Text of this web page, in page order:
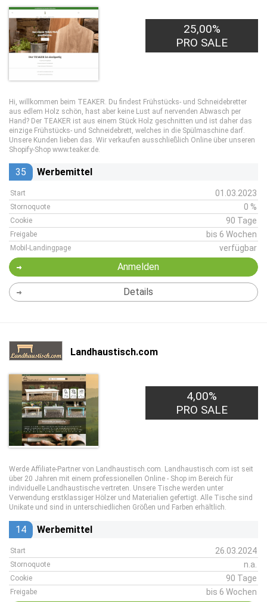
25,00%
PRO SALE
Hi, willkommen beim TEAKER. Du findest Frühstücks- und Schneidebretter
aus edlem Holz schön, hast aber keine Lust auf nervenden Abwasch per
Hand? Der TEAKER ist aus einem Stück Holz geschnitten und ist daher das
einzige Frühstücks- und Schneidebrett, welches in die Spülmaschine darf.
Unsere Kunden lieben das. Wir verkaufen ausschließlich Online über unseren
Shopify-Shop www.teaker.de.
35 Werbemittel
Start 01.03.2023
Stornoquote 0 %
Cookie 90 Tage
Freigabe bis 6 Wochen
Mobil-Landingpage verfügbar
Anmelden
Details
Landhaustisch.com
4,00%
PRO SALE
Werde Affiliate-Partner von Landhaustisch.com. Landhaustisch.com ist seit
über 20 Jahren mit einem professionellen Online - Shop im Bereich für
individuelle Landhaustische vertreten. Unsere Tische werden unter
Verwendung erstklassiger Hölzer und Materialien gefertigt. Alle Tische sind
Unikate und sind in unterschiedlichen Größen und Farben erhältlich.
14 Werbemittel
Start 26.03.2024
Stornoquote n.a.
Cookie 90 Tage
Freigabe bis 6 Wochen